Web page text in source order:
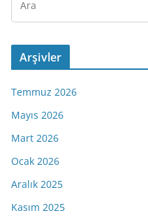
Arşivler
Temmuz 2026
Mayıs 2026
Mart 2026
Ocak 2026
Aralık 2025
Kasım 2025